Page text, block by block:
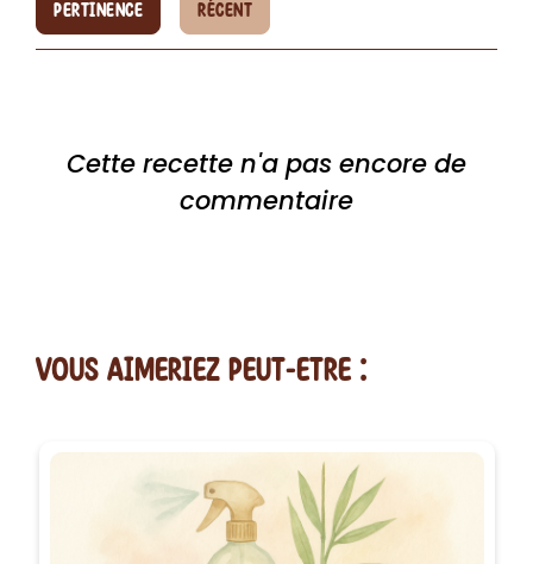
PERTINENCE RÉCENT
Cette recette n'a pas encore de
commentaire
vous AIMERiEZ PEUT-ETRE :